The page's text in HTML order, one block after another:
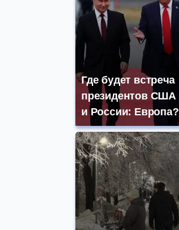
Где будет встреча
президентов США
и России: Европа?